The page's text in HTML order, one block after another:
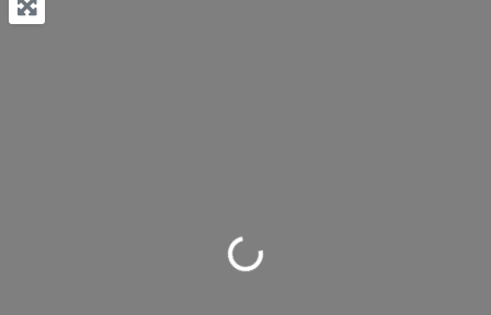
Loading...